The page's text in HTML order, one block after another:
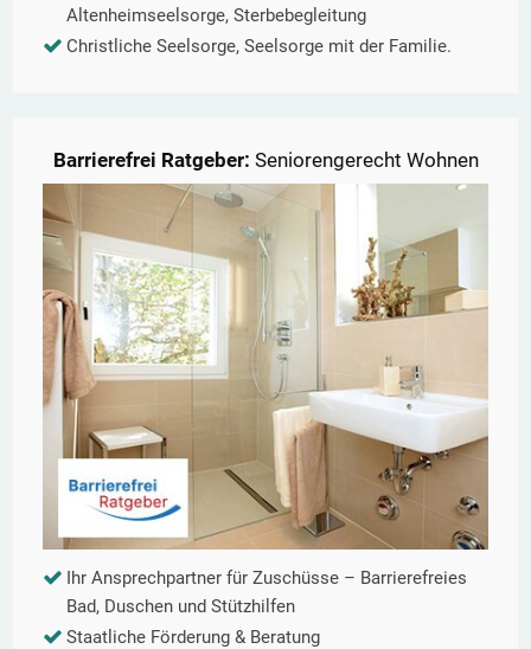
Altenheimseelsorge, Sterbebegleitung
Christliche Seelsorge, Seelsorge mit der Familie.
Barrierefrei Ratgeber: Seniorengerecht Wohnen
Ihr Ansprechpartner für Zuschüsse – Barrierefreies
Bad, Duschen und Stützhilfen
Staatliche Förderung & Beratung